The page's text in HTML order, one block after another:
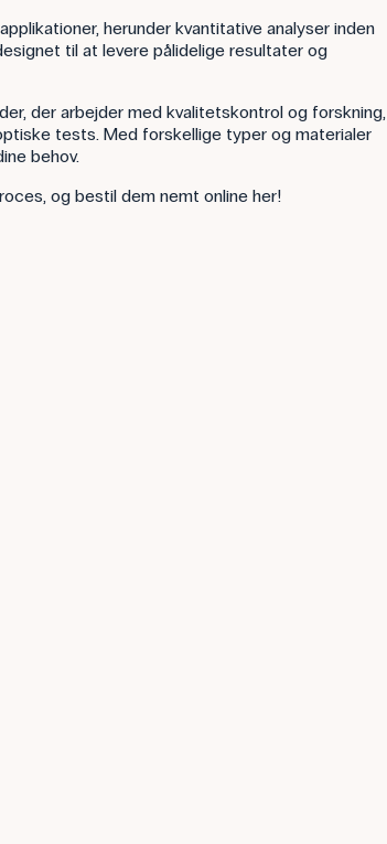
herunder kvantitative analyser inden
til at levere pålidelige resultater og
der arbejder med kvalitetskontrol og forskning,
tests. Med forskellige typer og materialer
behov.
og bestil dem nemt online her!